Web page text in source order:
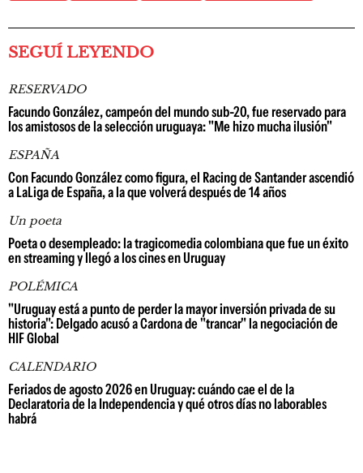
SEGUÍ LEYENDO
RESERVADO
Facundo González, campeón del mundo sub-20, fue reservado para
los amistosos de la selección uruguaya: "Me hizo mucha ilusión"
ESPAÑA
Con Facundo González como figura, el Racing de Santander ascendió
a LaLiga de España, a la que volverá después de 14 años
Un poeta
Poeta o desempleado: la tragicomedia colombiana que fue un éxito
en streaming y llegó a los cines en Uruguay
POLÉMICA
"Uruguay está a punto de perder la mayor inversión privada de su
historia": Delgado acusó a Cardona de "trancar" la negociación de
HIF Global
CALENDARIO
Feriados de agosto 2026 en Uruguay: cuándo cae el de la
Declaratoria de la Independencia y qué otros días no laborables
habrá